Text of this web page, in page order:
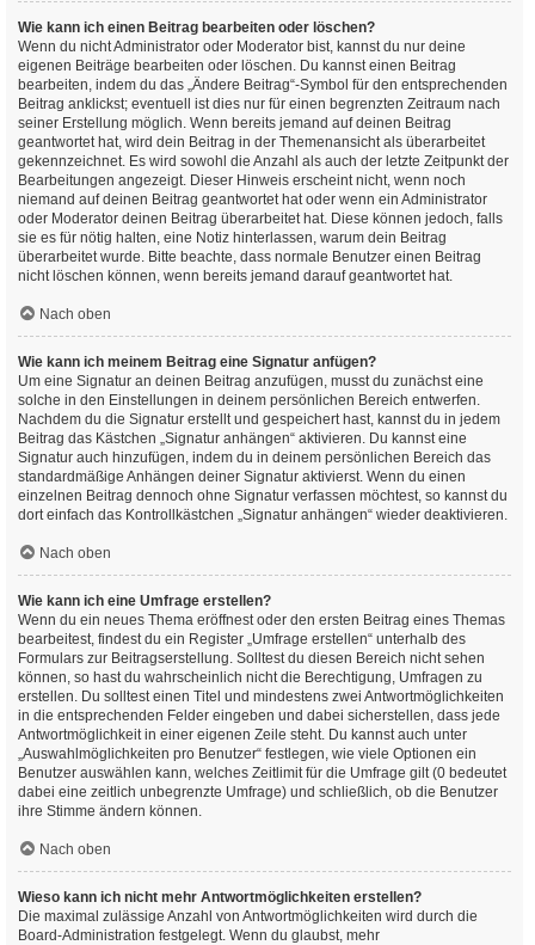
Wie kann ich einen Beitrag bearbeiten oder löschen?
Wenn du nicht Administrator oder Moderator bist, kannst du nur deine
eigenen Beiträge bearbeiten oder löschen. Du kannst einen Beitrag
bearbeiten, indem du das „Ändere Beitrag“-Symbol für den entsprechenden
Beitrag anklickst; eventuell ist dies nur für einen begrenzten Zeitraum nach
seiner Erstellung möglich. Wenn bereits jemand auf deinen Beitrag
geantwortet hat, wird dein Beitrag in der Themenansicht als überarbeitet
gekennzeichnet. Es wird sowohl die Anzahl als auch der letzte Zeitpunkt der
Bearbeitungen angezeigt. Dieser Hinweis erscheint nicht, wenn noch
niemand auf deinen Beitrag geantwortet hat oder wenn ein Administrator
oder Moderator deinen Beitrag überarbeitet hat. Diese können jedoch, falls
sie es für nötig halten, eine Notiz hinterlassen, warum dein Beitrag
überarbeitet wurde. Bitte beachte, dass normale Benutzer einen Beitrag
nicht löschen können, wenn bereits jemand darauf geantwortet hat.
Nach oben
Wie kann ich meinem Beitrag eine Signatur anfügen?
Um eine Signatur an deinen Beitrag anzufügen, musst du zunächst eine
solche in den Einstellungen in deinem persönlichen Bereich entwerfen.
Nachdem du die Signatur erstellt und gespeichert hast, kannst du in jedem
Beitrag das Kästchen „Signatur anhängen“ aktivieren. Du kannst eine
Signatur auch hinzufügen, indem du in deinem persönlichen Bereich das
standardmäßige Anhängen deiner Signatur aktivierst. Wenn du einen
einzelnen Beitrag dennoch ohne Signatur verfassen möchtest, so kannst du
dort einfach das Kontrollkästchen „Signatur anhängen“ wieder deaktivieren.
Nach oben
Wie kann ich eine Umfrage erstellen?
Wenn du ein neues Thema eröffnest oder den ersten Beitrag eines Themas
bearbeitest, findest du ein Register „Umfrage erstellen“ unterhalb des
Formulars zur Beitragserstellung. Solltest du diesen Bereich nicht sehen
können, so hast du wahrscheinlich nicht die Berechtigung, Umfragen zu
erstellen. Du solltest einen Titel und mindestens zwei Antwortmöglichkeiten
in die entsprechenden Felder eingeben und dabei sicherstellen, dass jede
Antwortmöglichkeit in einer eigenen Zeile steht. Du kannst auch unter
„Auswahlmöglichkeiten pro Benutzer“ festlegen, wie viele Optionen ein
Benutzer auswählen kann, welches Zeitlimit für die Umfrage gilt (0 bedeutet
dabei eine zeitlich unbegrenzte Umfrage) und schließlich, ob die Benutzer
ihre Stimme ändern können.
Nach oben
Wieso kann ich nicht mehr Antwortmöglichkeiten erstellen?
Die maximal zulässige Anzahl von Antwortmöglichkeiten wird durch die
Board-Administration festgelegt. Wenn du glaubst, mehr